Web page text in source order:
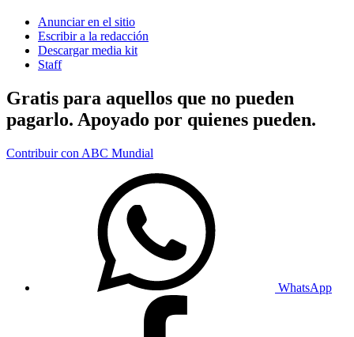
Anunciar en el sitio
Escribir a la redacción
Descargar media kit
Staff
Gratis para aquellos que no pueden
pagarlo. Apoyado por quienes pueden.
Contribuir con ABC Mundial
WhatsApp